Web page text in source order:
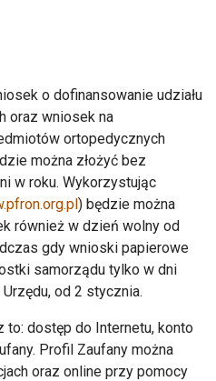
o dofinansowanie udziału
oraz wniosek na
ortopedycznych
można złożyć bez
w roku. Wykorzystując
) będzie można
również w dzień wolny od
gdy wnioski papierowe
samorządu tylko w dni
od 2 stycznia.
dostęp do Internetu, konto
Profil Zaufany można
oraz online przy pomocy